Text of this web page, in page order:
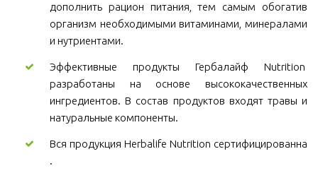
дополнить рацион питания, тем самым обогатив
организм необходимыми витаминами, минералами
и нутриентами.
Эффективные продукты Гербалайф Nutrition
разработаны на основе высококачественных
ингредиентов. В состав продуктов входят травы и
натуральные компоненты.
Вся продукция Herbalife Nutrition сертифицированна
.